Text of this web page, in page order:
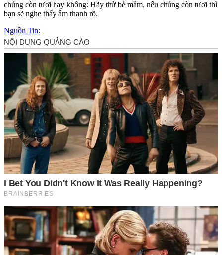
chúng còn tươi hay không: Hãy thử bẻ mầm, nếu chúng còn tươi thì
bạn sẽ nghe thấy âm thanh rõ.
Nguồn Tin: